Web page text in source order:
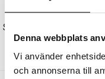
Denna webbplats
Vi använder
och annonserna till
AVOLT
649 kr